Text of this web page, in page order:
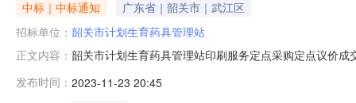
中标｜中标通知
广东省｜韶关市｜武江区
招标单位： 韶关市计划生育药具管理站
正文内容： 韶关市计划生育药具管理站印刷服务定点采购定点议价
发布时间： 2023-11-23 20:45